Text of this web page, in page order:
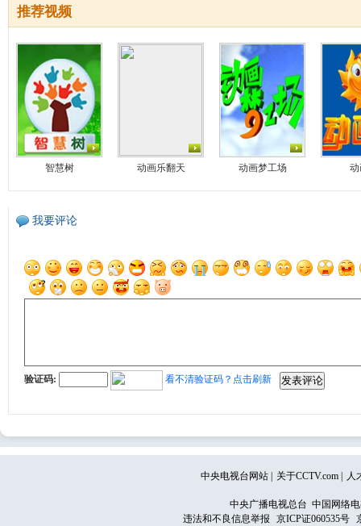
推荐视频
智慧树 动画乐翻天 动画梦工场 动
我要评论
验证码: 看不清验证码？点击刷新
中央电视台网站 关于CCTV.com 人
中央广播电视总台 中国网络
违法和不良信息举报
京ICP证060535号